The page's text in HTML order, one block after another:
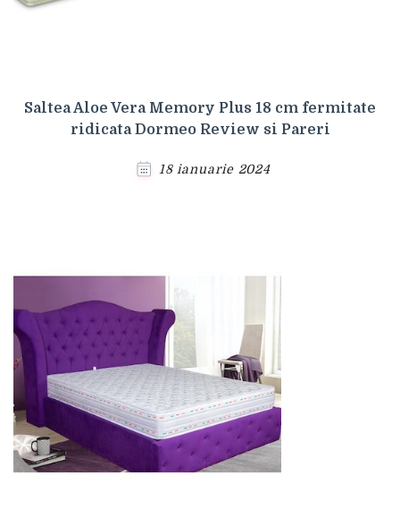
Saltea Aloe Vera Memory Plus 18 cm fermitate
ridicata Dormeo Review si Pareri
18 ianuarie 2024